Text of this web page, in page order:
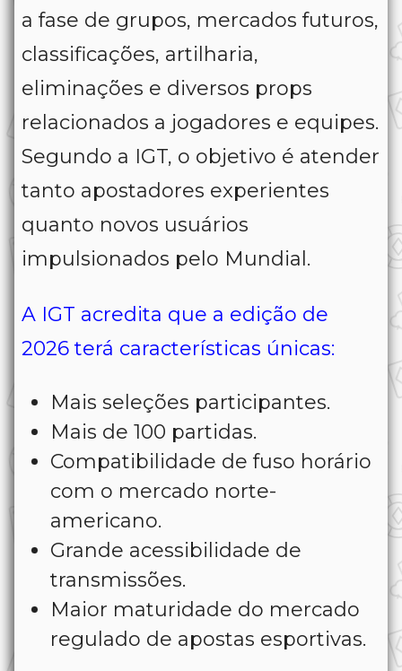
a fase de grupos, mercados futuros,
classificações, artilharia,
eliminações e diversos props
relacionados a jogadores e equipes.
Segundo a IGT, o objetivo é atender
tanto apostadores experientes
quanto novos usuários
impulsionados pelo Mundial.
A IGT acredita que a edição de
2026 terá características únicas:
Mais seleções participantes.
Mais de 100 partidas.
Compatibilidade de fuso horário
com o mercado norte-
americano.
Grande acessibilidade de
transmissões.
Maior maturidade do mercado
regulado de apostas esportivas.